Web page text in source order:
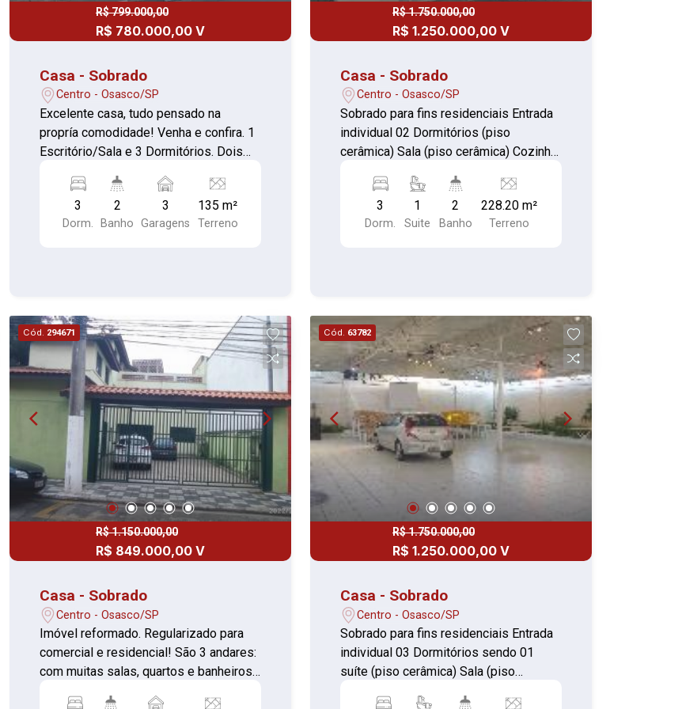
R$ 799.000,00
R$ 780.000,00 V
Casa - Sobrado
Centro - Osasco/SP
Excelente casa, tudo pensado na
propría comodidade! Venha e confira. 1
Escritório/Sala e 3 Dormitórios. Dois
armários embutidos. Piso vinílico em
todos os cômodos, incluindo sala de
estar, garantindo conforto e praticidade.
Repleta de armários planejados. Forno
elétrico e fogão 5 bocas com forno a
triturador de resíduos orgânicos. Área
Gourmet: Churrasqueira. Pia com água
quente. Água quente nas torneiras dos
banheiros e pias. Área de Serviço:
Armários em alvenaria para
organização. Garagem coberta para 3 a
4 carros. Abastecimento de gás
encanado para maior comodidade.
**Aceita permuta por apartamento de
menor valor**
3
Dorm.
2
Banho
3
Garagens
135 m²
Terreno
R$ 1.750.000,00
R$ 1.250.000,00 V
Casa - Sobrado
Centro - Osasco/SP
Sobrado para fins residenciais Entrada
individual 02 Dormitórios (piso
cerâmica) Sala (piso cerâmica) Cozinha
Banheiro/lavabo (piso cerâmica) Área
de serviço coberta (piso cerâmica)
Quintal coberto nos fundos Quintal
3
Dorm.
1
Suite
2
Banho
228.20 m²
Terreno
Cód. 294671
R$ 1.150.000,00
R$ 849.000,00 V
Casa - Sobrado
Centro - Osasco/SP
Imóvel reformado. Regularizado para
comercial e residencial! São 3 andares:
com muitas salas, quartos e banheiros.
Cód. 63782
R$ 1.750.000,00
R$ 1.250.000,00 V
Casa - Sobrado
Centro - Osasco/SP
Sobrado para fins residenciais Entrada
individual 03 Dormitórios sendo 01
suíte (piso cerâmica) Sala (piso